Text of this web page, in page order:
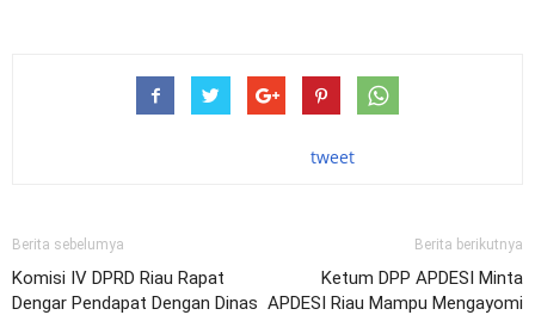
tweet
Berita sebelumya
Komisi IV DPRD Riau Rapat
Dengar Pendapat Dengan Dinas
Berita berikutnya
Ketum DPP APDESI Minta
APDESI Riau Mampu Mengayomi